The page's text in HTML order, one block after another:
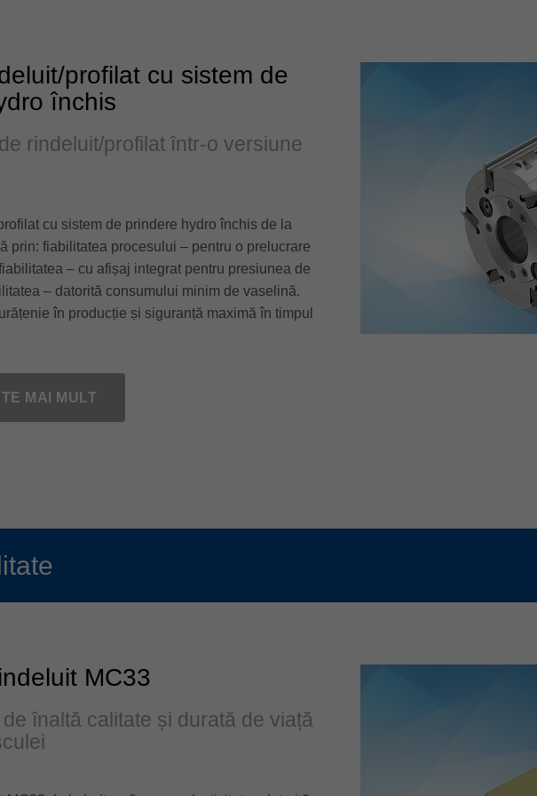
profilat cu sistem de
închis
rindeluit/profilat într-o versiune
cu sistem de prindere hydro închis de la
prin: fiabilitatea procesului – pentru o prelucrare
– cu afișaj integrat pentru presiunea de
– datorită consumului minim de vaselină.
în producție și siguranță maximă în timpul
MAI MULT
MC33
înaltă calitate și durată de viață